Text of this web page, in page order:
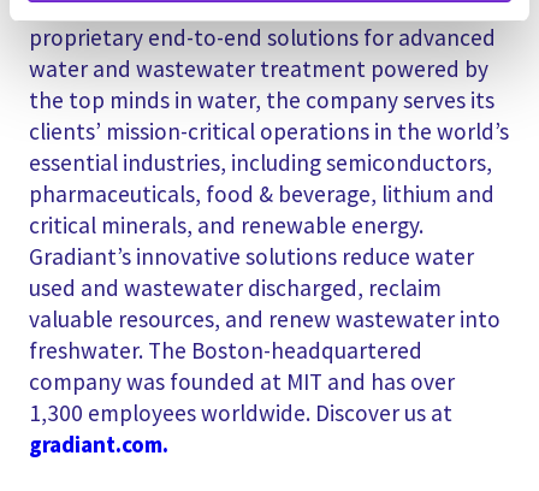
With a full suite of differentiated and
proprietary end-to-end solutions for advanced
water and wastewater treatment powered by
the top minds in water, the company serves its
clients’ mission-critical operations in the world’s
essential industries, including semiconductors,
pharmaceuticals, food & beverage, lithium and
critical minerals, and renewable energy.
Gradiant’s innovative solutions reduce water
used and wastewater discharged, reclaim
valuable resources, and renew wastewater into
freshwater. The Boston-headquartered
company was founded at MIT and has over
1,300 employees worldwide. Discover us at
gradiant.com.